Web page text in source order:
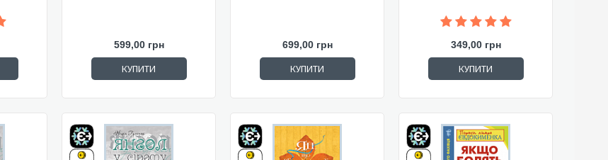
599,00 грн
КУПИТИ
699,00 грн
КУПИТИ
349,00 грн
КУПИТИ